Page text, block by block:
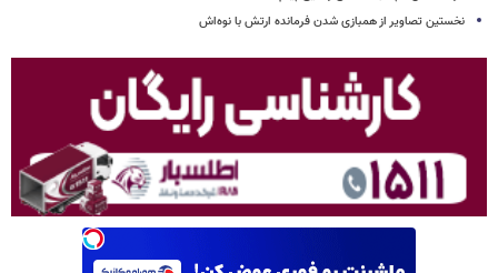
نخستین تصاویر از همبازی شدن فرمانده ارتش با نوه‌اش